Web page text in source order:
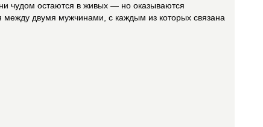
чудом остаются в живых — но оказываются
двумя мужчинами, с каждым из которых связана